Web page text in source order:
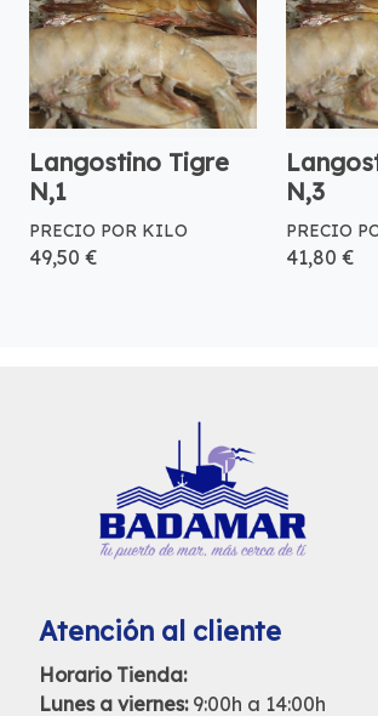
Langostino Tigre
N,1
PRECIO POR KILO
49,50 €
N,3
PRECIO
41,80 €
Atención al cliente
Horario Tienda:
Lunes a viernes:9:00h a 14:00h